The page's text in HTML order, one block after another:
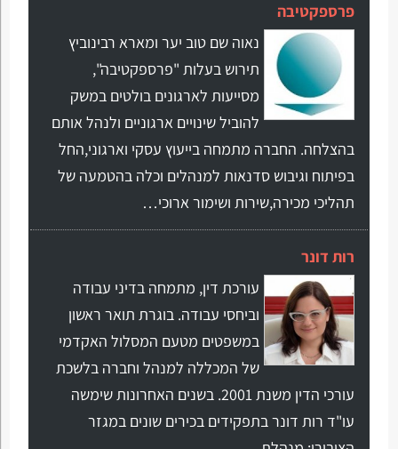
פרספקטיבה
נאוה שם טוב יער ומארא רבינוביץ
תירוש בעלות "פרספקטיבה",
מסייעות לארגונים בולטים במשק
להוביל שינויים ארגוניים ולנהל אותם
בהצלחה. החברה מתמחה בייעוץ עסקי וארגוני,החל
בפיתוח וגיבוש סדנאות למנהלים וכלה בהטמעה של
תהליכי מכירה,שירות ושימור ארוכי…
רות דונר
עורכת דין, מתמחה בדיני עבודה
וביחסי עבודה. בוגרת תואר ראשון
במשפטים מטעם המסלול האקדמי
של המכללה למנהל וחברה בלשכת
עורכי הדין משנת 2001. בשנים האחרונות שימשה
עו"ד רות דונר בתפקידים בכירים שונים במגזר